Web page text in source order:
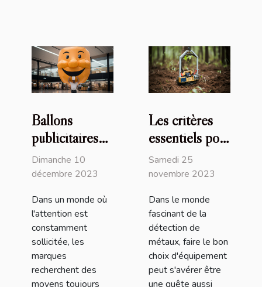
Ballons
publicitaires
géants : Quel
impact visuel
consommateur
?
Dimanche 10
décembre 2023
Dans un monde où
l'attention est
constamment
sollicitée, les
marques
recherchent des
moyens toujours
Les critères
essentiels pour
choisir un
détecteur de
performant
Samedi 25
novembre 2023
Dans le monde
fascinant de la
détection de
métaux, faire le bon
choix d'équipement
peut s'avérer être
une quête aussi